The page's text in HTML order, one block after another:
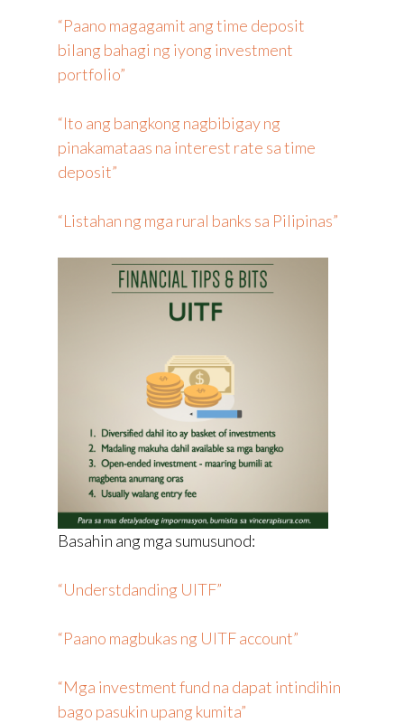
“Paano magagamit ang time deposit
bilang bahagi ng iyong investment
portfolio”
“Ito ang bangkong nagbibigay ng
pinakamataas na interest rate sa time
deposit”
“Listahan ng mga rural banks sa Pilipinas”
Basahin ang mga sumusunod:
“Understdanding UITF”
“Paano magbukas ng UITF account”
“Mga investment fund na dapat intindihin
bago pasukin upang kumita”